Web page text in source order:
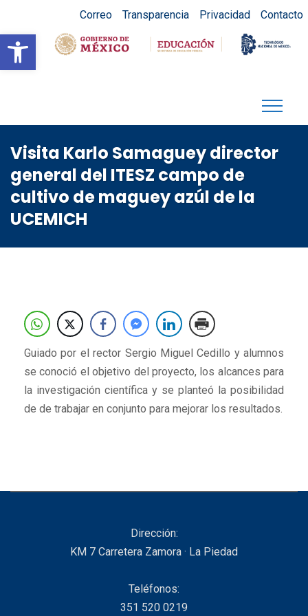
Abrir barra de herramientas
Correo Transparencia Privacidad Contacto
Visita Karlo Samaguey director
general del ITESZ campo de
cultivo de maguey azúl de la
UCEMICH
Guiado por el rector Sergio Miguel Cedillo y alumnos
se conoció el objetivo del proyecto, los alcances para
la investigación científica y se planteó la posibilidad
de de trabajar en conjunto para mejorar los resultados.
Dirección:
KM 7 Carretera Zamora · La Piedad
Teléfonos:
351 520 0219